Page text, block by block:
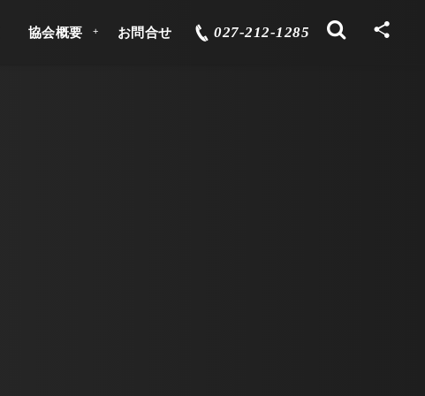
協会概要 お問合せ 027-212-1285